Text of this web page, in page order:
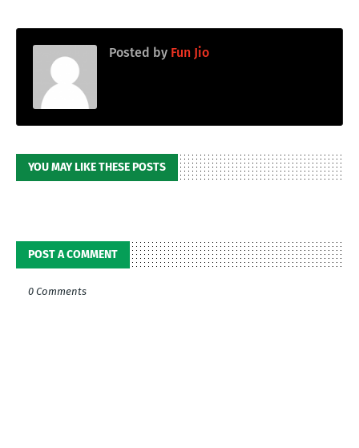
Posted by Fun Jio
YOU MAY LIKE THESE POSTS
POST A COMMENT
0 Comments